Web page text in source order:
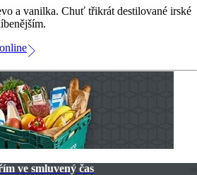
a vanilka. Chuť třikrát destilované irské
ve smluvený čas